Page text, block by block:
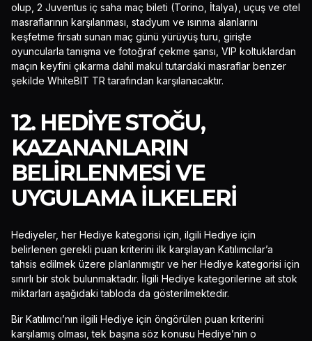
olup, 2 Juventus iç saha maç bileti (Torino, İtalya), uçuş ve otel
masraflarının karşılanması, stadyum ve ısınma alanlarını
keşfetme fırsatı sunan maç günü yürüyüş turu, girişte
oyuncularla tanışma ve fotoğraf çekme şansı, VIP koltuklardan
maçın keyfini çıkarma dahil makul tutardaki masraflar benzer
şekilde WhiteBIT TR tarafından karşılanacaktır.
12. HEDIYE STOĞU,
KAZANANLARIN
BELIRLENMESI VE
UYGULAMA İLKELERI
Hediyeler, her Hediye kategorisi için, ilgili Hediye için
belirlenen gerekli puan kriterini ilk karşılayan Katılımcılar’a
tahsis edilmek üzere planlanmıştır ve her Hediye kategorisi için
sınırlı bir stok bulunmaktadır. İlgili Hediye kategorilerine ait stok
miktarları aşağıdaki tabloda da gösterilmektedir.
Bir Katılımcı’nın ilgili Hediye için öngörülen puan kriterini
karşılamış olması, tek başına söz konusu Hediye’nin o